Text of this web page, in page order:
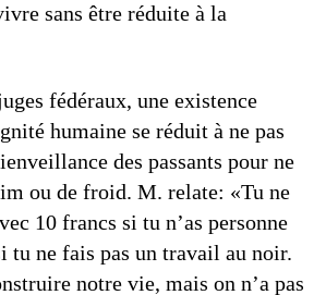
sans être réduite à la
fédéraux, une existence
humaine se réduit à ne pas
des passants pour ne
ou de froid. M. relate: «Tu ne
10 francs si tu n’as personne
tu ne fais pas un travail au noir.
notre vie, mais on n’a pas